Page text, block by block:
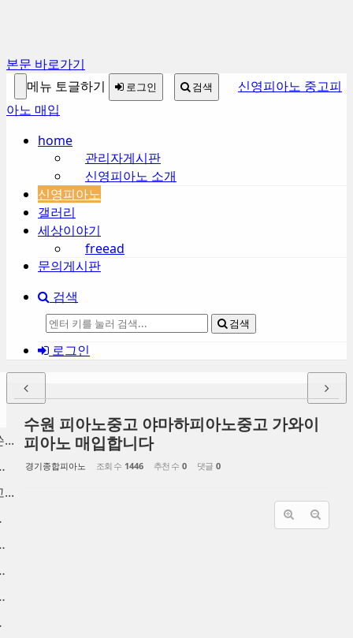
본문 바로가기
메뉴 토글하기
로그인 검색
신영피아노 중고피
아노 매입
home
관리자게시판
신영피아노 소개
신영피아노
갤러리
세상이야기
freead
문의게시판
검색
검색
로그인
수원 피아노중고 야마하피아노중고 가와이
피아노 매입합니다
경기종합피아노 조회 수 1446 추천 수 0 댓글 0
...
동 고...
...
...
중고피...
, 신도...
, 사당...
입
Sketchbook5, 스케치북5
Sketchbook5, 스케치북5